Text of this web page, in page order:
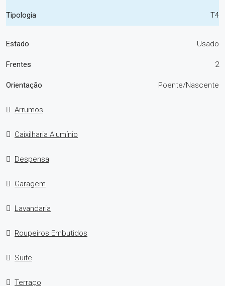
Tipologia T4
Estado Usado
Frentes 2
Orientação Poente/Nascente
Arrumos
Caixilharia Alumínio
Despensa
Garagem
Lavandaria
Roupeiros Embutidos
Suite
Terraço